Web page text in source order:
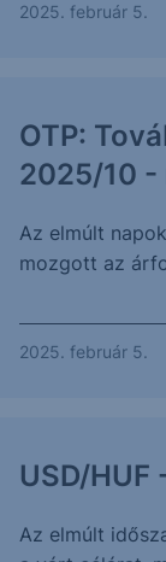
2025. február 5.
OTP:
2025/10 -
Az elmúlt
mozgott az
2025. február 5.
USD/
Az elmúlt